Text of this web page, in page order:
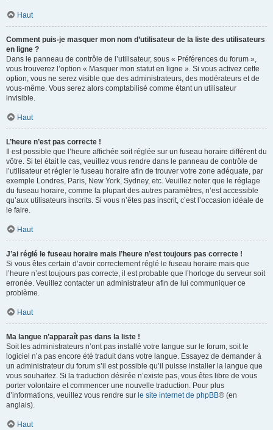
Haut
Comment puis-je masquer mon nom d’utilisateur de la liste des utilisateurs
en ligne ?
Dans le panneau de contrôle de l’utilisateur, sous « Préférences du forum »,
vous trouverez l’option « Masquer mon statut en ligne ». Si vous activez cette
option, vous ne serez visible que des administrateurs, des modérateurs et de
vous-même. Vous serez alors comptabilisé comme étant un utilisateur
invisible.
Haut
L’heure n’est pas correcte !
Il est possible que l’heure affichée soit réglée sur un fuseau horaire différent du
vôtre. Si tel était le cas, veuillez vous rendre dans le panneau de contrôle de
l’utilisateur et régler le fuseau horaire afin de trouver votre zone adéquate, par
exemple Londres, Paris, New York, Sydney, etc. Veuillez noter que le réglage
du fuseau horaire, comme la plupart des autres paramètres, n’est accessible
qu’aux utilisateurs inscrits. Si vous n’êtes pas inscrit, c’est l’occasion idéale de
le faire.
Haut
J’ai réglé le fuseau horaire mais l’heure n’est toujours pas correcte !
Si vous êtes certain d’avoir correctement réglé le fuseau horaire mais que
l’heure n’est toujours pas correcte, il est probable que l’horloge du serveur soit
erronée. Veuillez contacter un administrateur afin de lui communiquer ce
problème.
Haut
Ma langue n’apparaît pas dans la liste !
Soit les administrateurs n’ont pas installé votre langue sur le forum, soit le
logiciel n’a pas encore été traduit dans votre langue. Essayez de demander à
un administrateur du forum s’il est possible qu’il puisse installer la langue que
vous souhaitez. Si la traduction désirée n’existe pas, vous êtes libre de vous
porter volontaire et commencer une nouvelle traduction. Pour plus
d’informations, veuillez vous rendre sur le site internet de phpBB® (en
anglais).
Haut